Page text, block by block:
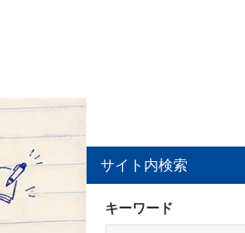
サイト内検索
キーワード